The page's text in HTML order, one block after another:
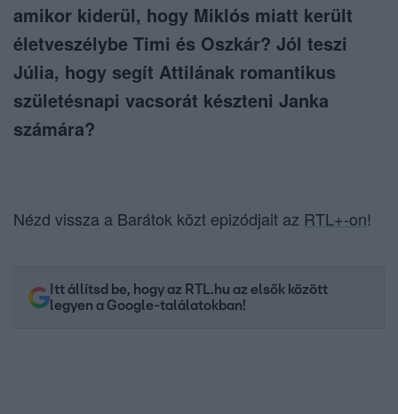
amikor kiderül, hogy Miklós miatt került
életveszélybe Timi és Oszkár? Jól teszi
Júlia, hogy segít Attilának romantikus
születésnapi vacsorát készteni Janka
számára?
Nézd vissza a Barátok közt epizódjait az RTL+-on!
Itt állítsd be, hogy az RTL.hu az elsők között
legyen a Google-találatokban!